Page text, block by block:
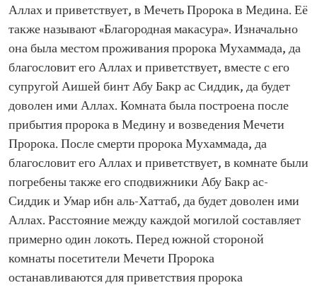
Аллах и приветствует, в Мечеть Пророка в Медина. Её
также называют «Благородная макасура». Изначально
она была местом проживания пророка Мухаммада, да
благословит его Аллах и приветствует, вместе с его
супругой Аишей бинт Абу Бакр ас Сиддик, да будет
доволен ими Аллах. Комната была построена после
прибытия пророка в Медину и возведения Мечети
Пророка. После смерти пророка Мухаммада, да
благословит его Аллах и приветствует, в комнате были
погребены также его сподвижники Абу Бакр ас-
Сиддик и Умар ибн аль-Хаттаб, да будет доволен ими
Аллах. Расстояние между каждой могилой составляет
примерно один локоть. Перед южной стороной
комнаты посетители Мечети Пророка
останавливаются для приветствия пророка